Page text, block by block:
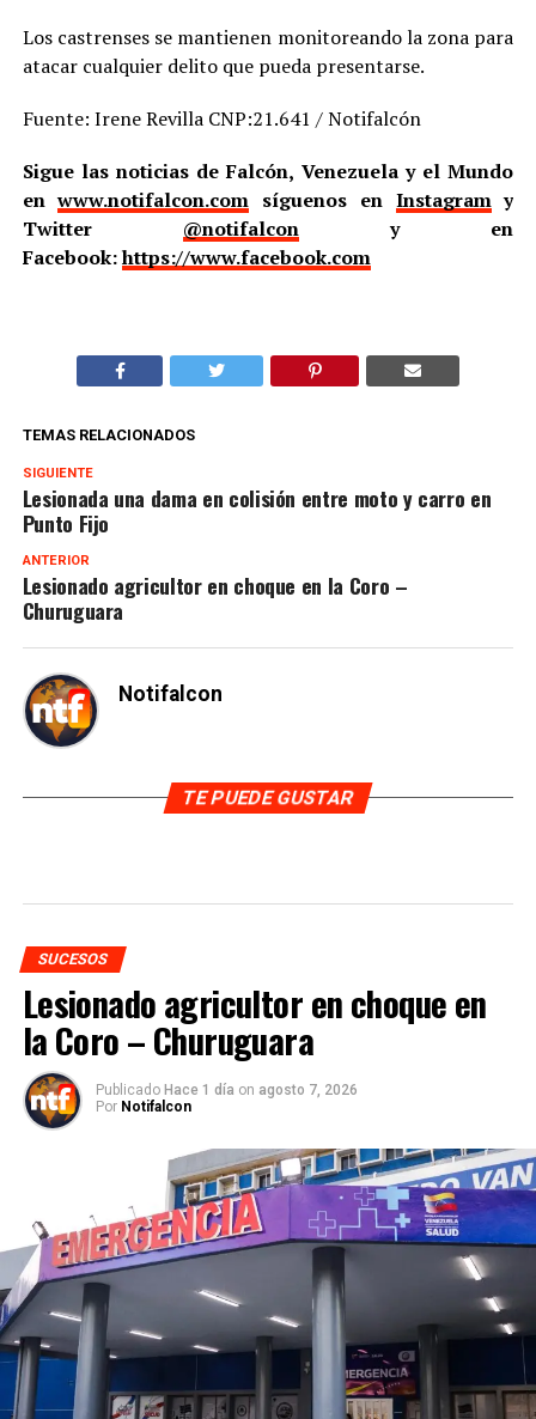
Los castrenses se mantienen monitoreando la zona para
atacar cualquier delito que pueda presentarse.
Fuente: Irene Revilla CNP:21.641 / Notifalcón
Sigue las noticias de Falcón, Venezuela y el Mundo
enwww.notifalcon.com síguenos en Instagramy
Twitter @notifalcony en
Facebook:https://www.facebook.com
TEMAS RELACIONADOS
SIGUIENTE
Lesionada una dama en colisión entre moto y carro en
Punto Fijo
ANTERIOR
Lesionado agricultor en choque en la Coro –
Churuguara
Notifalcon
TE PUEDE GUSTAR
SUCESOS
Lesionado agricultor en choque en
la Coro – Churuguara
Publicado Hace 1 día on agosto 7, 2026
Por Notifalcon